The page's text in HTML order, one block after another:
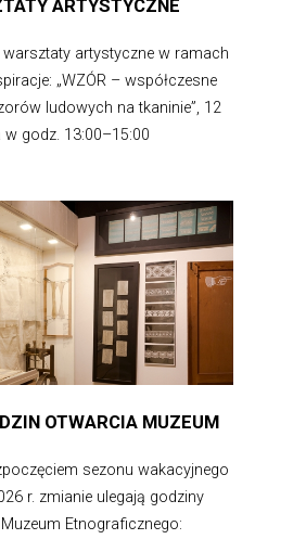
ARTYSTYCZNE
artystyczne w ramach
„WZÓR – współczesne
ludowych na tkaninie”, 12
w godz. 13:00–15:00
OTWARCIA MUZEUM
sezonu wakacyjnego
r. zmianie ulegają godziny
Etnograficznego: